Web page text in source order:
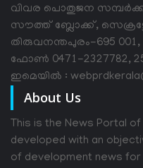
വിവര പൊതുജന
സൗത്ത് ബ്ലോക്ക്,
തിരുവനന്തപുരം-695 001,
ഫോൺ 0471-2327782,
ഇമെയിൽ :
About Us
This is the News Portal
developed with an
of development news